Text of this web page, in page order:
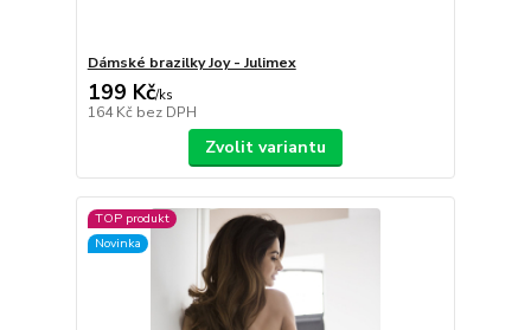
Dámské brazilky Joy - Julimex
199 Kč/ks
164 Kč bez DPH
Zvolit variantu
TOP produkt
Novinka